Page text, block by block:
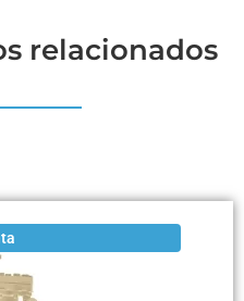
relacionados